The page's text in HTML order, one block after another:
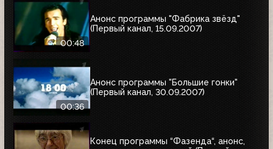
00:48
Анонс программы "Фабрика звёзд"
(Первый канал, 15.09.2007)
00:36
Анонс программы "Большие гонки"
(Первый канал, 30.09.2007)
Конец программы “Фазенда“, анонс,